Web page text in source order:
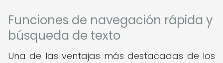
Funciones de navegación rápida y
búsqueda de texto
Una de las ventajas más destacadas de los